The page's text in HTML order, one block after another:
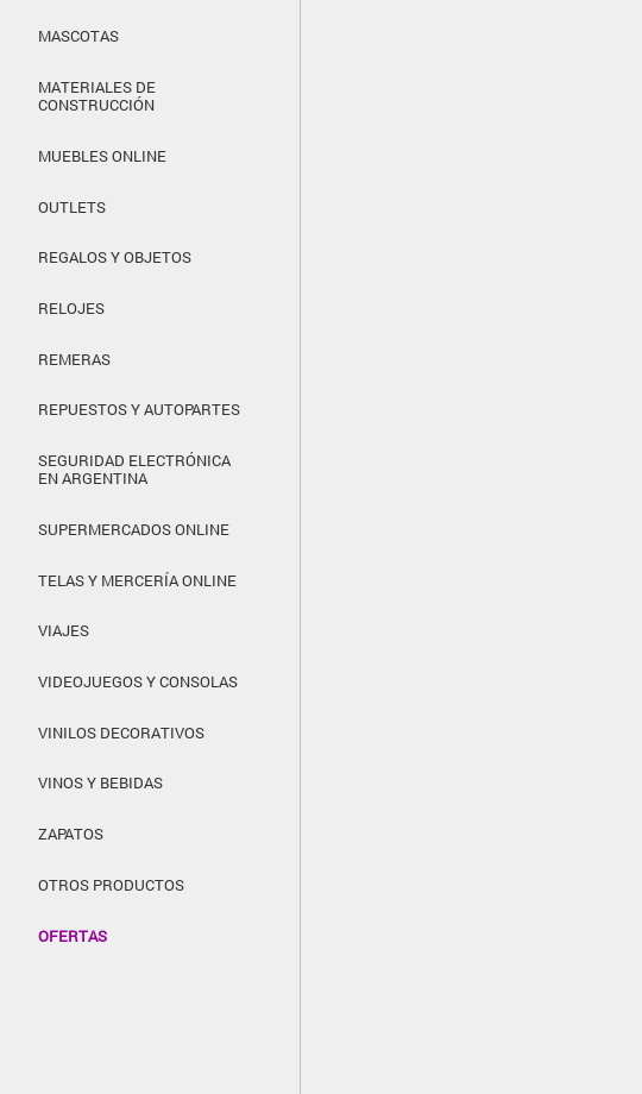
MASCOTAS
MATERIALES DE
CONSTRUCCIÓN
MUEBLES ONLINE
OUTLETS
REGALOS Y OBJETOS
RELOJES
REMERAS
REPUESTOS Y AUTOPARTES
SEGURIDAD ELECTRÓNICA
EN ARGENTINA
SUPERMERCADOS ONLINE
TELAS Y MERCERÍA ONLINE
VIAJES
VIDEOJUEGOS Y CONSOLAS
VINILOS DECORATIVOS
VINOS Y BEBIDAS
ZAPATOS
OTROS PRODUCTOS
OFERTAS